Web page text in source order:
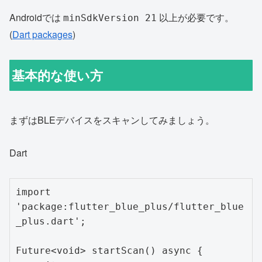
Androidでは minSdkVersion 21 以上が必要です。
(Dart packages)
基本的な使い方
まずはBLEデバイスをスキャンしてみましょう。
Dart
import
'package:flutter_blue_plus/flutter_blue
_plus.dart';
Future<void> startScan() async {